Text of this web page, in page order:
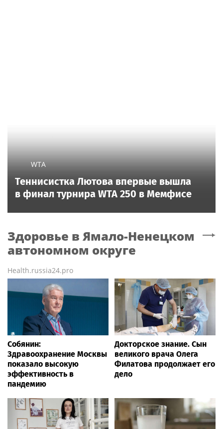
WTA
Теннисистка Лютова впервые вышла
в финал турнира WTA 250 в Мемфисе
Здоровье в Ямало-Ненецком
автономном округе
Health.russia24.pro
Собянин:
Здравоохранение Москвы
показало высокую
эффективность в
пандемию
Докторское знание. Сын
великого врача Олега
Филатова продолжает его
дело